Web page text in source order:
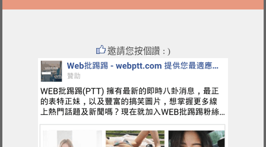
邀請您按個讚 : )